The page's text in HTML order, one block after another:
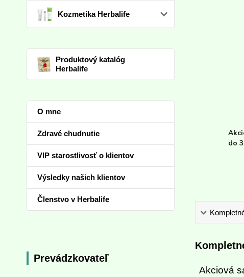
Kozmetika Herbalife
Produktový katalóg
Herbalife
O mne
Zdravé chudnutie
VIP starostlivosť o klientov
Výsledky našich klientov
Členstvo v Herbalife
Prevádzkovateľ
do
Akciová